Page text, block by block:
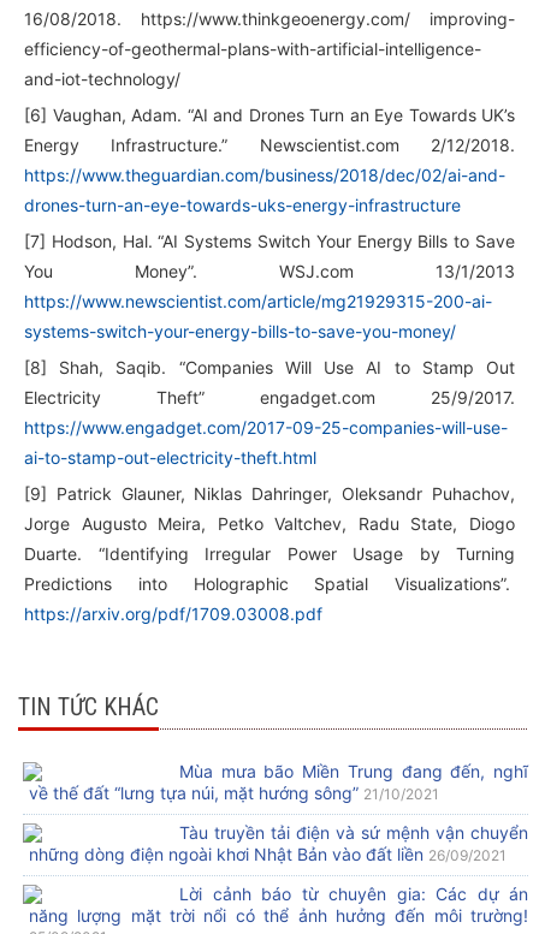
16/08/2018. https://www.thinkgeoenergy.com/ improving-
efficiency-of-geothermal-plans-with-artificial-intelligence-
and-iot-technology/
[6] Vaughan, Adam. “AI and Drones Turn an Eye Towards UK’s
Energy Infrastructure.” Newscientist.com 2/12/2018.
https://www.theguardian.com/business/2018/dec/02/ai-and-
drones-turn-an-eye-towards-uks-energy-infrastructure
[7] Hodson, Hal. “AI Systems Switch Your Energy Bills to Save
You Money”. WSJ.com 13/1/2013
https://www.newscientist.com/article/mg21929315-200-ai-
systems-switch-your-energy-bills-to-save-you-money/
[8] Shah, Saqib. “Companies Will Use AI to Stamp Out
Electricity Theft” engadget.com 25/9/2017.
https://www.engadget.com/2017-09-25-companies-will-use-
ai-to-stamp-out-electricity-theft.html
[9] Patrick Glauner, Niklas Dahringer, Oleksandr Puhachov,
Jorge Augusto Meira, Petko Valtchev, Radu State, Diogo
Duarte. “Identifying Irregular Power Usage by Turning
Predictions into Holographic Spatial Visualizations”.
https://arxiv.org/pdf/1709.03008.pdf
TIN TỨC KHÁC
Mùa mưa bão Miền Trung đang đến, nghĩ
về thế đất “lưng tựa núi, mặt hướng sông” 21/10/2021
Tàu truyền tải điện và sứ mệnh vận chuyển
những dòng điện ngoài khơi Nhật Bản vào đất liền 26/09/2021
Lời cảnh báo từ chuyên gia: Các dự án
năng lượng mặt trời nổi có thể ảnh hưởng đến môi trường!